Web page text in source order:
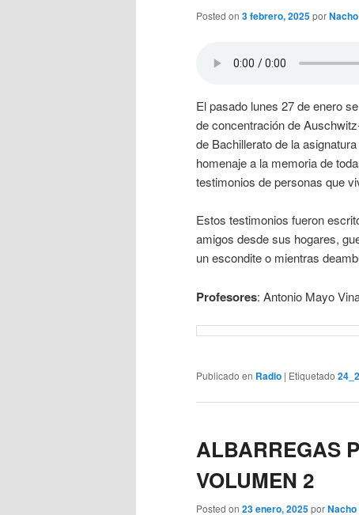
Posted on 3 febrero, 2025por
El pasado lunes 27 de enero
de concentración de
de Bachillerato de la
homenaje a la memoria de
testimonios de personas que
Estos testimonios fueron
amigos desde sus hogares,
un escondite o mientras
Profesores: Antonio Mayo
Publicado en Radio | Etiquetado
ALBARREGAS
VOLUMEN 2
Posted on 23 enero, 2025por